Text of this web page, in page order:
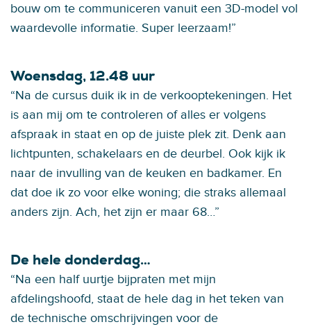
bouw om te communiceren vanuit een 3D-model vol
waardevolle informatie. Super leerzaam!”
Woensdag, 12.48 uur
“Na de cursus duik ik in de verkooptekeningen. Het
is aan mij om te controleren of alles er volgens
afspraak in staat en op de juiste plek zit. Denk aan
lichtpunten, schakelaars en de deurbel. Ook kijk ik
naar de invulling van de keuken en badkamer. En
dat doe ik zo voor elke woning; die straks allemaal
anders zijn. Ach, het zijn er maar 68…”
De hele donderdag…
“Na een half uurtje bijpraten met mijn
afdelingshoofd, staat de hele dag in het teken van
de technische omschrijvingen voor de